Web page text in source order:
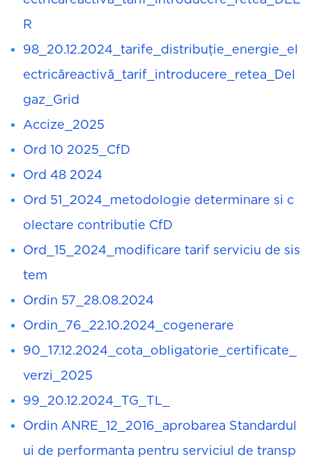
R
98_20.12.2024_tarife_distribuţie_energie_el
ectricăreactivă_tarif_introducere_retea_Del
gaz_Grid
Accize_2025
Ord 10 2025_CfD
Ord 48 2024
Ord 51_2024_metodologie determinare si c
olectare contributie CfD
Ord_15_2024_modificare tarif serviciu de sis
tem
Ordin 57_28.08.2024
Ordin_76_22.10.2024_cogenerare
90_17.12.2024_cota_obligatorie_certificate_
verzi_2025
99_20.12.2024_TG_TL_
Ordin ANRE_12_2016_aprobarea Standardul
ui de performanta pentru serviciul de transp